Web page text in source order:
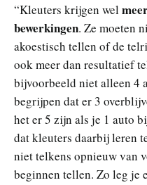
“Kleuters krijgen wel
bewerkingen. Ze moeten
akoestisch tellen of de
ook meer dan resultatief
bijvoorbeeld niet alleen 4
begrijpen dat er 3
het er 5 zijn als je 1 auto
dat kleuters daarbij leren
niet telkens opnieuw van
beginnen tellen. Zo leg je